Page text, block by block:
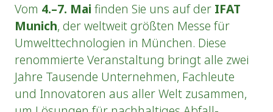
Vom 4.–7. Mai finden Sie uns auf der IFAT
Munich, der weltweit größten Messe für
Umwelttechnologien in München. Diese
renommierte Veranstaltung bringt alle zwei
Jahre Tausende Unternehmen, Fachleute
und Innovatoren aus aller Welt zusammen,